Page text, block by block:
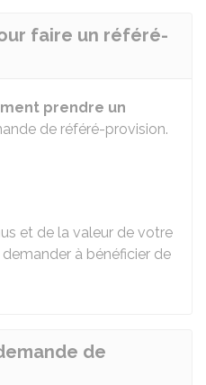
faire un référé-
prendre un
de référé-provision.
et de la valeur de votre
à bénéficier de
de